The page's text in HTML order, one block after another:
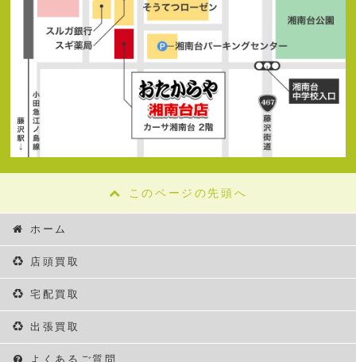
このページの先頭へ
ホーム
店頭買取
宅配買取
出張買取
よくあるご質問